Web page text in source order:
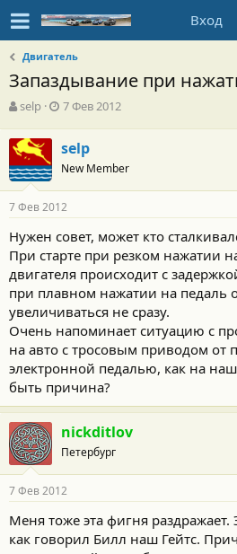
Вход
Двигатель
Запаздывание при
А
т
о
р
т
е
м
ы
selp
Д
а
н
ч
а
л
а
7 Фев 2012
selp
New Member
7 Фев 2012
Нужен совет, может кто
При старте при резком нажатии
двигателя происходит с
при плавном нажатии на педаль
увеличиваться не сразу.
Очень напоминает ситуацию с
на авто с тросовым приводом от
электронной педалью, как на
быть причина?
nickditlov
Петербург
7 Фев 2012
Меня тоже эта фигня раздражает.
как говорил Билл наш Гейтс.